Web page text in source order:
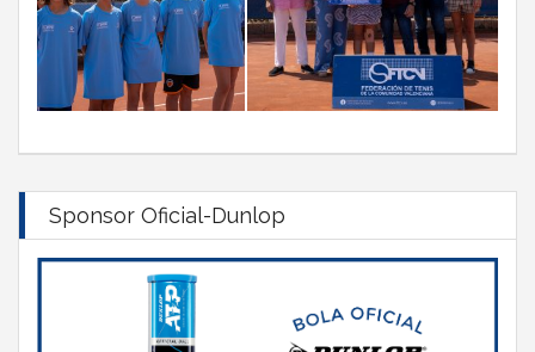
Sponsor Oficial-Dunlop